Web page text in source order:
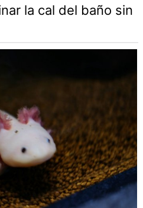
la cal del baño sin